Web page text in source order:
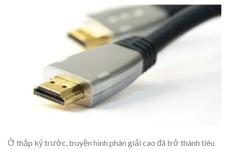
Ở thập kỷ trước, truyền hình phân giải cao đã trở thành tiêu